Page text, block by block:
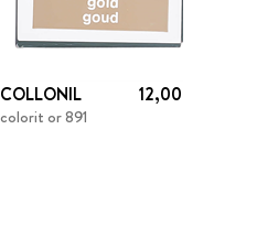
COLLONIL 12,00 €
colorit or 891